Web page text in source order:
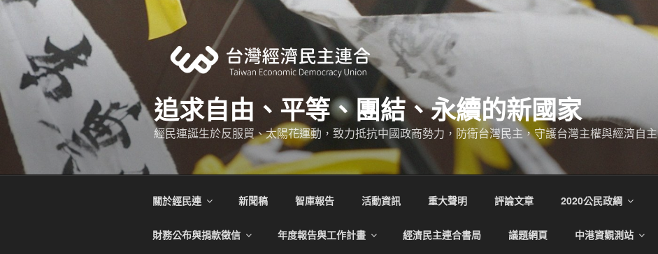
跳
容
追求自由、平等、團結、永續的新國家
經民連誕生於反服貿、太陽花運動，致力抵抗中國政商勢力，防衛台灣民主，守護台灣主權與經濟自主
關於經民連 新聞稿 智庫報告 活動資訊 重大聲明 評論文章 2020公民政綱
財務公布與捐款徵信 年度報告與工作計畫 經濟民主連合書局 議題網頁 中港資觀測站